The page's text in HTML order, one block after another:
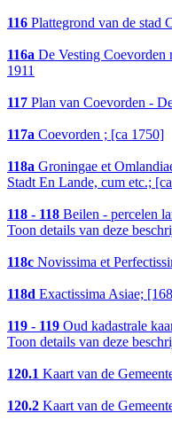
116 Plattegrond van de stad
116a De Vesting Coevorden
1911
117 Plan van Coevorden -
117a Coevorden ; [ca 1750]
118a Groningae et
Stadt En Lande, cum etc.;
118 - 118 Beilen - percelen
Toon details van deze
118c Novissima et
118d Exactissima Asiae;
119 - 119 Oud kadastrale
Toon details van deze
120.1 Kaart van de
120.2 Kaart van de